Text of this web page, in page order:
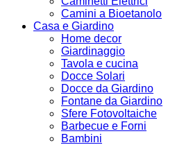
Camini a Bioetanolo
Casa e Giardino
Home decor
Giardinaggio
Tavola e cucina
Docce Solari
Docce da Giardino
Fontane da Giardino
Sfere Fotovoltaiche
Barbecue e Forni
Bambini